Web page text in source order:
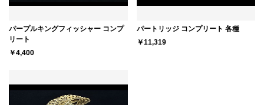
パープルキングフィッシャー コンプ
リート
￥4,400
パートリッジ コンプリート 各種
￥11,319